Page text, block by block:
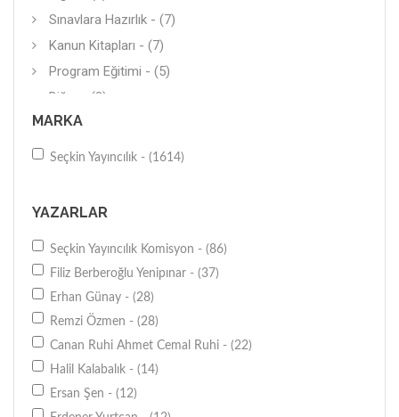
Sınavlara Hazırlık - (7)
Kanun Kitapları - (7)
Program Eğitimi - (5)
Diğer - (3)
Kuramsal Kitaplar - (2)
Toplum Psikolojisi - (2)
İşletme - (2)
Siyasal Tarih - (1)
Ev-Aile - (1)
Politika - (1)
MARKA
Seçkin Yayıncılık - (1614)
YAZARLAR
Seçkin Yayıncılık Komisyon - (86)
Filiz Berberoğlu Yenipınar - (37)
Erhan Günay - (28)
Remzi Özmen - (28)
Canan Ruhi Ahmet Cemal Ruhi - (22)
Halil Kalabalık - (14)
Ersan Şen - (12)